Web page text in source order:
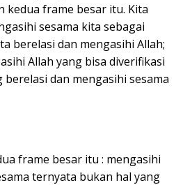
kedua frame besar itu. Kita
sesama kita sebagai
berelasi dan mengasihi Allah;
Allah yang bisa diverifikasi
dan mengasihi sesama
frame besar itu : mengasihi
ternyata bukan hal yang